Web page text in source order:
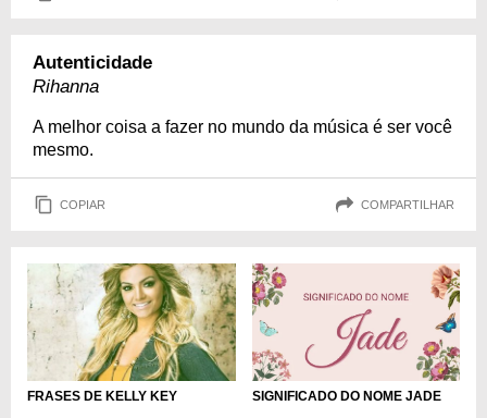
Autenticidade
Rihanna
A melhor coisa a fazer no mundo da música é ser você
mesmo.
COPIAR COMPARTILHAR
FRASES DE KELLY KEY SIGNIFICADO DO NOME JADE